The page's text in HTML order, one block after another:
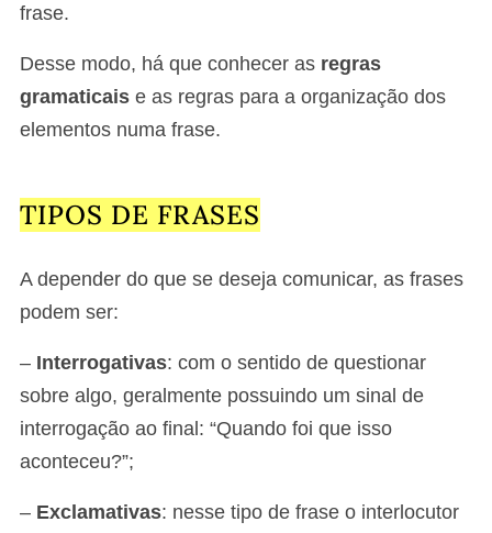
frase.
Desse modo, há que conhecer as regras
gramaticais e as regras para a organização dos
elementos numa frase.
TIPOS DE FRASES
A depender do que se deseja comunicar, as frases
podem ser:
– Interrogativas: com o sentido de questionar
sobre algo, geralmente possuindo um sinal de
interrogação ao final: “Quando foi que isso
aconteceu?”;
– Exclamativas: nesse tipo de frase o interlocutor